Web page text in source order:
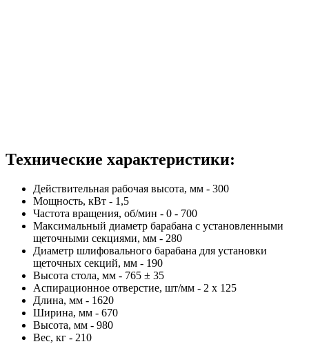
Технические характеристики:
Действительная рабочая высота, мм - 300
Мощность, кВт - 1,5
Частота вращения, об/мин - 0 - 700
Максимальный диаметр барабана с установленными
щеточными секциями, мм - 280
Диаметр шлифовального барабана для установки
щеточных секций, мм - 190
Высота стола, мм - 765 ± 35
Аспирационное отверстие, шт/мм - 2 х 125
Длина, мм - 1620
Ширина, мм - 670
Высота, мм - 980
Вес, кг - 210